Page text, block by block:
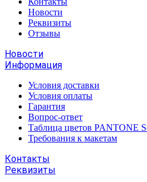
Новости
Реквизиты
Отзывы
Новости
Информация
Условия доставки
Условия оплаты
Гарантия
Вопрос-ответ
Таблица цветов PANTONE
Требования к макетам
Контакты
Реквизиты